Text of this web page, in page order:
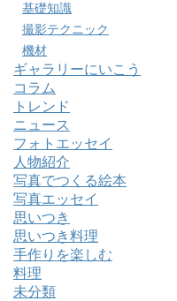
基礎知識
撮影テクニック
機材
ギャラリーにいこう
コラム
トレンド
ニュース
フォトエッセイ
人物紹介
写真でつくる絵本
写真エッセイ
思いつき
思いつき料理
手作りを楽しむ
料理
未分類